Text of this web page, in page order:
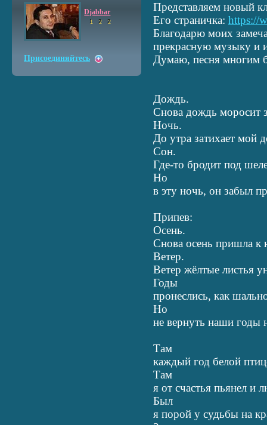
Представляем новый
Его страничка: https://
Благодарю моих
прекрасную музыку и
Думаю, песня многим
­­Дождь.
Снова дождь моросит
Ночь.
До утра затихает мой
Сон.
Где-то бродит под
Но
в эту ночь, он забыл
Припев:
Осень.
Снова осень пришла к
Ветер.
Ветер жёлтые листья
Годы
пронеслись, как
Но
не вернуть наши годы
Там
каждый год белой
Там
я от счастья пьянел и
Был
я порой у судьбы на
Djabbar
1 2 2
Присоединяйтесь